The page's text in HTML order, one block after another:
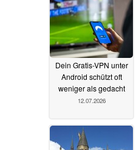
Dein Gratis-VPN unter
Android schützt oft
weniger als gedacht
12.07.2026